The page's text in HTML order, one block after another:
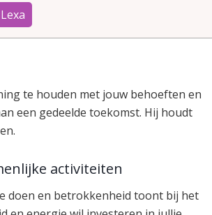
te houden met jouw behoeften en
een gedeelde toekomst. Hij houdt
activiteiten
doen en betrokkenheid toont bij het